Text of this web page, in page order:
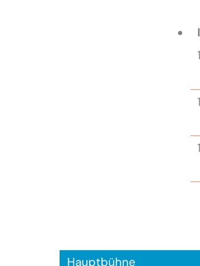
Hauptbühne